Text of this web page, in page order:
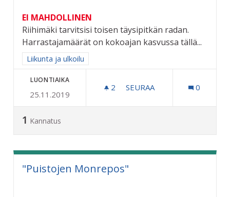
EI MAHDOLLINEN
Riihimäki tarvitsisi toisen täysipitkän radan.
Harrastajamäärät on kokoajan kasvussa tällä...
Rajaa tulokset aihepiirin mukaan: Liikunta ja ulkoilu
Liikunta ja ulkoilu
LUONTIAIKA
25.11.2019
2 2 SEURAAJAA
SEURAA 0
1 Kannatus
"Puistojen Monrepos"